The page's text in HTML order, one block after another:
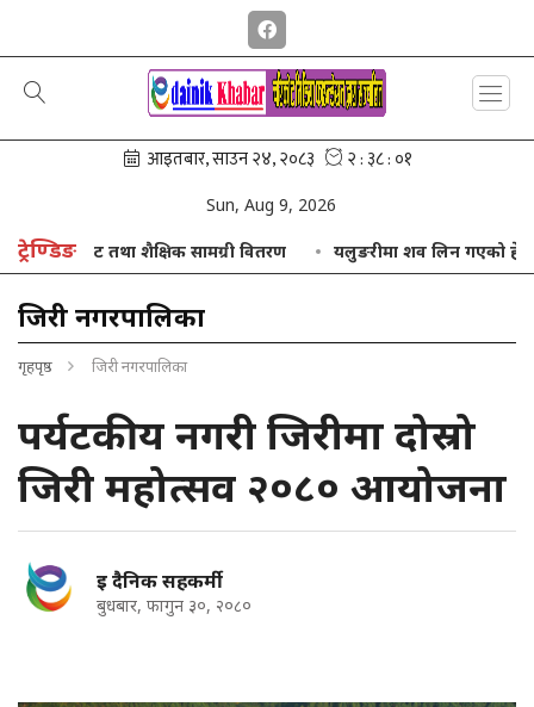
Sun, Aug 9, 2026
ट्रेण्डिङ
ट्रयाकसुट तथा शैक्षिक सामग्री वितरण यलुङरीमा शव लिन गएको
जिरी नगरपालिका
गृहपृष्ठ जिरी नगरपालिका
पर्यटकीय नगरी जिरीमा दोस्रो
जिरी महोत्सव २०८० आयोजना
इ दैनिक सहकर्मी
बुधबार, फागुन ३०, २०८०